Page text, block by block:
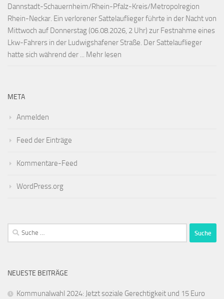
Dannstadt-Schauernheim/Rhein-Pfalz-Kreis/Metropolregion
Rhein-Neckar. Ein verlorener Sattelauflieger führte in der Nacht von
Mittwoch auf Donnerstag (06.08.2026, 2 Uhr) zur Festnahme eines
Lkw-Fahrers in der Ludwigshafener Straße. Der Sattelauflieger
hatte sich während der ... Mehr lesen
META
Anmelden
Feed der Einträge
Kommentare-Feed
WordPress.org
Suche
nach:
NEUESTE BEITRÄGE
Kommunalwahl 2024: Jetzt soziale Gerechtigkeit und 15 Euro